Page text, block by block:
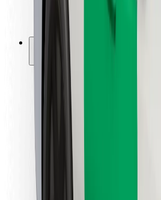
Flyplasser
Bolt-ladestasjoner
Brukerstøtte
For passasjerer
For sjåfører
For leveringsbud
Bolt Food
For flåteeiere
For restauranter